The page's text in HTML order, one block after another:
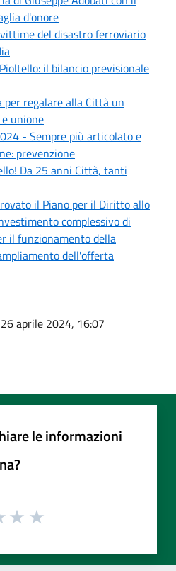
d'onore
del disastro ferroviario
il bilancio previsionale
regalare alla Città un
unione
- Sempre più articolato e
prevenzione
Da 25 anni Città, tanti
il Piano per il Diritto allo
complessivo di
il funzionamento della
dell'offerta
aprile 2024, 16:07
le informazioni